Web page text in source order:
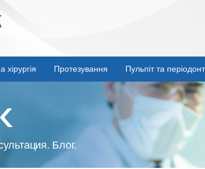
хірургія Протезування Пульпіт та
Блог.